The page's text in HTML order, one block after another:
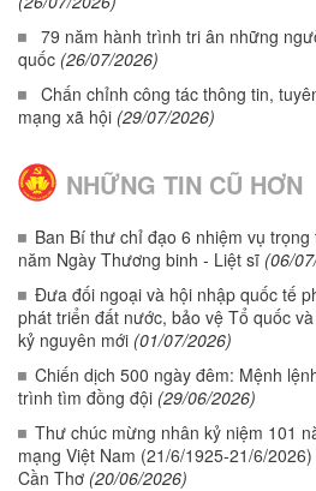
79 năm hành trình tri ân những
quốc (26/07/2026)
Chấn chỉnh công tác thông tin,
mạng xã hội (29/07/2026)
NHỮNG TIN CŨ HƠN
Ban Bí thư chỉ đạo 6 nhiệm vụ
năm Ngày Thương binh - Liệt sĩ (06/
Đưa đối ngoại và hội nhập quốc tế
phát triển đất nước, bảo vệ Tổ quốc
kỷ nguyên mới (01/07/2026)
Chiến dịch 500 ngày đêm: Mệnh
trình tìm đồng đội (29/06/2026)
Thư chúc mừng nhân kỷ niệm 101
mạng Việt Nam (21/6/1925-21/6/
Cần Thơ (20/06/2026)